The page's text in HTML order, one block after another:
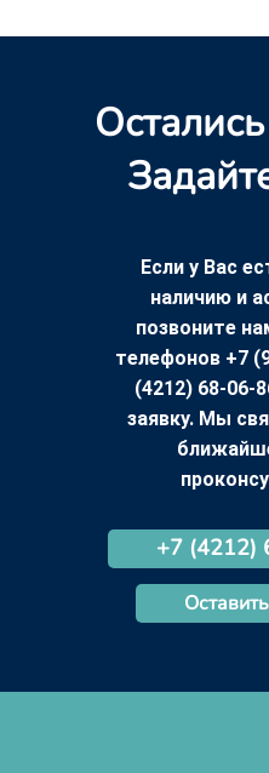
Если у Вас
наличию и
позвоните
телефонов +7
(4212) 68-06-
заявку. Мы
+7 (4212)